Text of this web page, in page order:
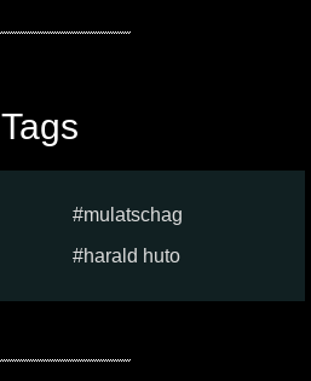
Tags
mulatschag
harald huto